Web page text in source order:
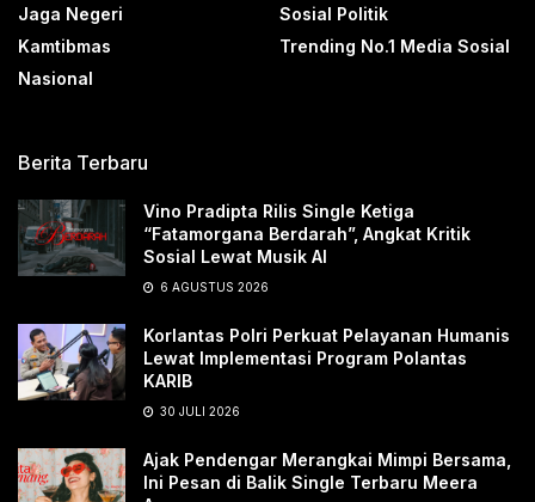
Jaga Negeri
Kamtibmas
Nasional
Sosial Politik
Trending No.1 Media Sosial
Berita Terbaru
Vino Pradipta Rilis Single Ketiga
“Fatamorgana Berdarah”, Angkat Kritik
Sosial Lewat Musik AI
6 AGUSTUS 2026
Korlantas Polri Perkuat Pelayanan Humanis
Lewat Implementasi Program Polantas
KARIB
30 JULI 2026
Ajak Pendengar Merangkai Mimpi Bersama,
Ini Pesan di Balik Single Terbaru Meera